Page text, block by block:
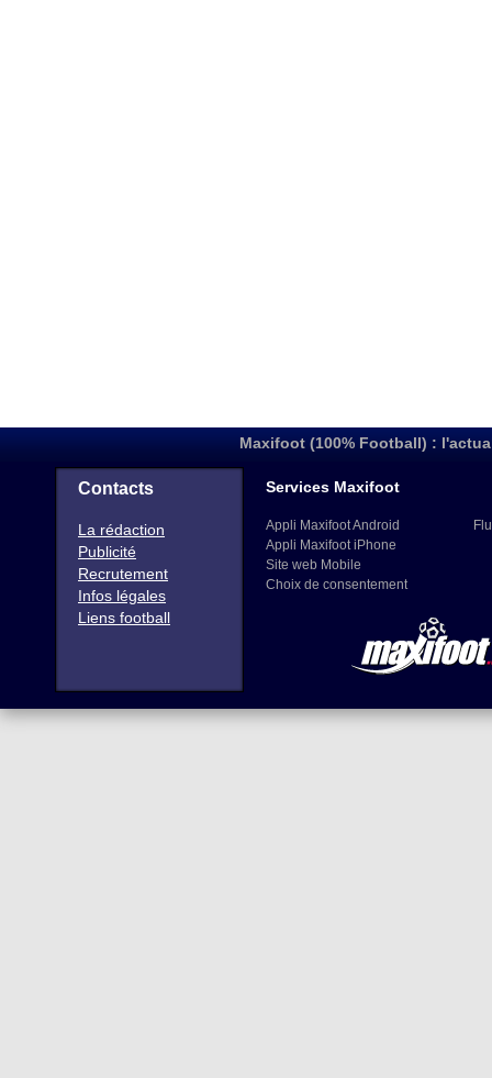
Maxifoot (100% Football) :
Contacts
La rédaction
Publicité
Recrutement
Infos légales
Liens football
Services Maxifoot
Appli Maxifoot Android
Appli Maxifoot iPhone
Site web Mobile
Choix de consentement